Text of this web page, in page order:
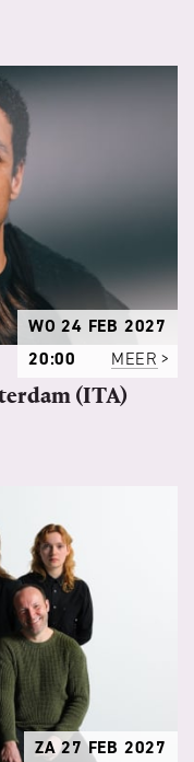
WO 24 FEB 2027
20:00
MEER
(ITA)
ZA 27 FEB 2027